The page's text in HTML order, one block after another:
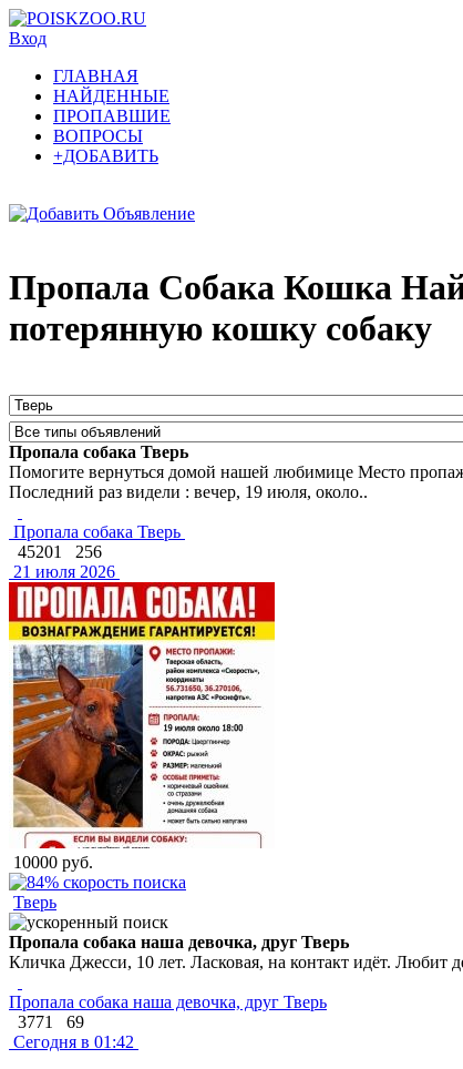
Вход
ГЛАВНАЯ
НАЙДЕННЫЕ
ПРОПАВШИЕ
ВОПРОСЫ
+ДОБАВИТЬ
Пропала Собака Кошка
потерянную кошку собаку
Пропала собака Тверь
Помогите вернуться домой нашей любимице Место
Последний раз видели : вечер, 19 июля, около..
Пропала собака Тверь
45201
256
21 июля 2026
10000 руб.
Тверь
Пропала собака наша девочка, друг Тверь
Кличка Джесси, 10 лет. Ласковая, на контакт идёт. Любит
Пропала собака наша девочка, друг Тверь
3771
69
Сегодня в 01:42